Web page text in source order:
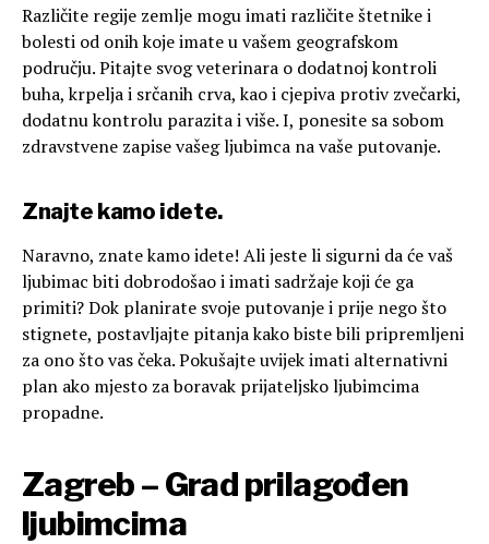
Različite regije zemlje mogu imati različite štetnike i
bolesti od onih koje imate u vašem geografskom
području. Pitajte svog veterinara o dodatnoj kontroli
buha, krpelja i srčanih crva, kao i cjepiva protiv zvečarki,
dodatnu kontrolu parazita i više. I, ponesite sa sobom
zdravstvene zapise vašeg ljubimca na vaše putovanje.
Znajte kamo idete.
Naravno, znate kamo idete! Ali jeste li sigurni da će vaš
ljubimac biti dobrodošao i imati sadržaje koji će ga
primiti? Dok planirate svoje putovanje i prije nego što
stignete, postavljajte pitanja kako biste bili pripremljeni
za ono što vas čeka. Pokušajte uvijek imati alternativni
plan ako mjesto za boravak prijateljsko ljubimcima
propadne.
Zagreb – Grad prilagođen
ljubimcima